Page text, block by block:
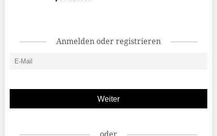
Anmelden oder registrieren